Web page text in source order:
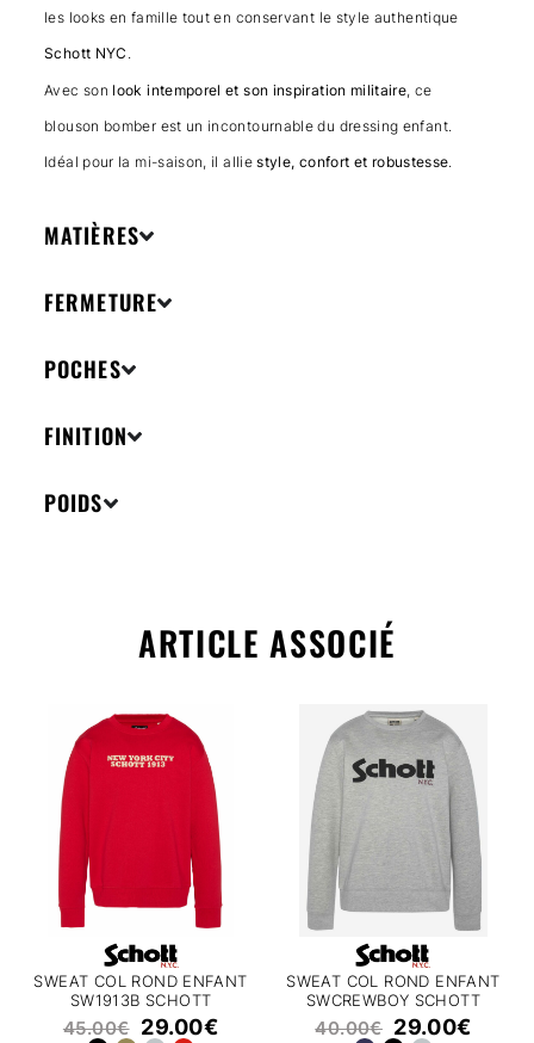
les looks en famille tout en conservant le style authentique
Schott NYC .
Avec son look intemporel et son inspiration militaire, ce
blouson bomber est un incontournable du dressing enfant.
Idéal pour la mi-saison, il alliestyle, confort et robustesse.
MATIÈRES
FERMETURE
POCHES
FINITION
POIDS
ARTICLE ASSOCIÉ
SWEAT COL ROND ENFANT
SW1913B SCHOTT
45.00€ 29.00€
SWEAT COL ROND ENFANT
SWCREWBOY SCHOTT
40.00€ 29.00€